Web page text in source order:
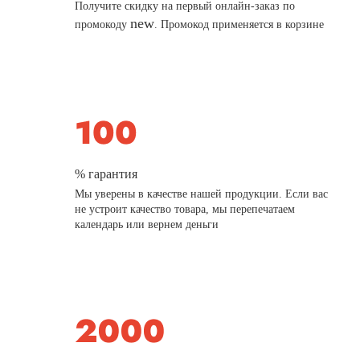
Получите скидку на первый онлайн-заказ по
промокодуnew. Промокод применяется в корзине
% гарантия
Мы уверены в качестве нашей продукции. Если вас
не устроит качество товара, мы перепечатаем
календарь или вернем деньги